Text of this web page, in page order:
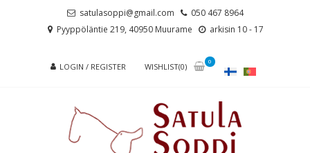
satulasoppi@gmail.com
050 467 8964
Pyyppöläntie 219, 40950 Muurame
arkisin 10 - 17
LOGIN / REGISTER WISHLIST(0)
0